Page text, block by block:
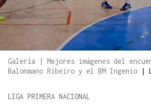
Galería | Mejores imágenes del
Balonmano Ribeiro y el BM Ingenio
|
LIGA PRIMERA NACIONAL